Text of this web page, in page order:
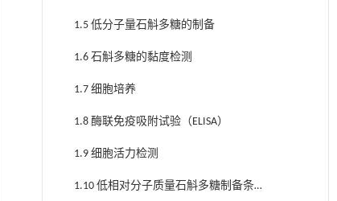
1.5 低分子量石斛多糖的制备
1.6 石斛多糖的黏度检测
1.7 细胞培养
1.8 酶联免疫吸附试验（ELISA）
1.9 细胞活力检测
1.10 低相对分子质量石斛多糖制备条件